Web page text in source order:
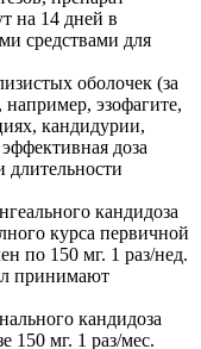
на 14 дней в
средствами для
оболочек (за
эзофагите,
кандидурии,
доза
длительности
кандидоза
курса первичной
по 150 мг. 1 раз/нед.
принимают
кандидоза
150 мг. 1 раз/мес.